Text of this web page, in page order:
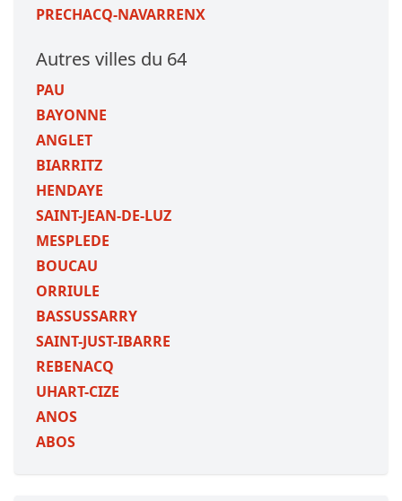
PRECHACQ-NAVARRENX
Autres villes du 64
PAU
BAYONNE
ANGLET
BIARRITZ
HENDAYE
SAINT-JEAN-DE-LUZ
MESPLEDE
BOUCAU
ORRIULE
BASSUSSARRY
SAINT-JUST-IBARRE
REBENACQ
UHART-CIZE
ANOS
ABOS